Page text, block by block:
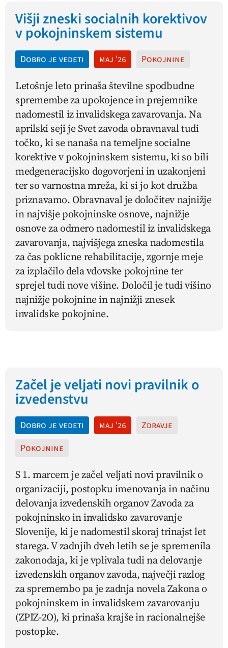
Višji zneski socialnih korektivov
v pokojninskem sistemu
Dobro je vedeti maj '26 Pokojnine
Letošnje leto prinaša številne spodbudne
spremembe za upokojence in prejemnike
nadomestil iz invalidskega zavarovanja. Na
aprilski seji je Svet zavoda obravnaval tudi
točko, ki se nanaša na temeljne socialne
korektive v pokojninskem sistemu, ki so bili
medgeneracijsko dogovorjeni in uzakonjeni
ter so varnostna mreža, ki si jo kot družba
priznavamo. Obravnaval je določitev najnižje
in najvišje pokojninske osnove, najnižje
osnove za odmero nadomestil iz invalidskega
zavarovanja, najvišjega zneska nadomestila
za čas poklicne rehabilitacije, zgornje meje
za izplačilo dela vdovske pokojnine ter
sprejel tudi nove višine. Določil je tudi višino
najnižje pokojnine in najnižji znesek
invalidske pokojnine.
Začel je veljati novi pravilnik o
izvedenstvu
Dobro je vedeti maj '26
Zdravje
Pokojnine
S 1. marcem je začel veljati novi pravilnik o
organizaciji, postopku imenovanja in načinu
delovanja izvedenskih organov Zavoda za
pokojninsko in invalidsko zavarovanje
Slovenije, ki je nadomestil skoraj trinajst let
starega. V zadnjih dveh letih se je spremenila
zakonodaja, ki je vplivala tudi na delovanje
izvedenskih organov zavoda, največji razlog
za spremembo pa je zadnja novela Zakona o
pokojninskem in invalidskem zavarovanju
(ZPIZ-2O), ki prinaša krajše in racionalnejše
postopke.